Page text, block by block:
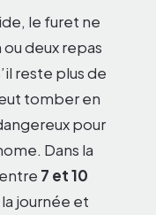
le furet ne
deux repas
reste plus de
tomber en
pour
Dans la
7 et 10
journée et